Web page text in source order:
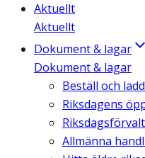
Aktuellt
Aktuellt
Dokument & lagar
Dokument & lagar
Beställ och
Riksdagens
Allmänna